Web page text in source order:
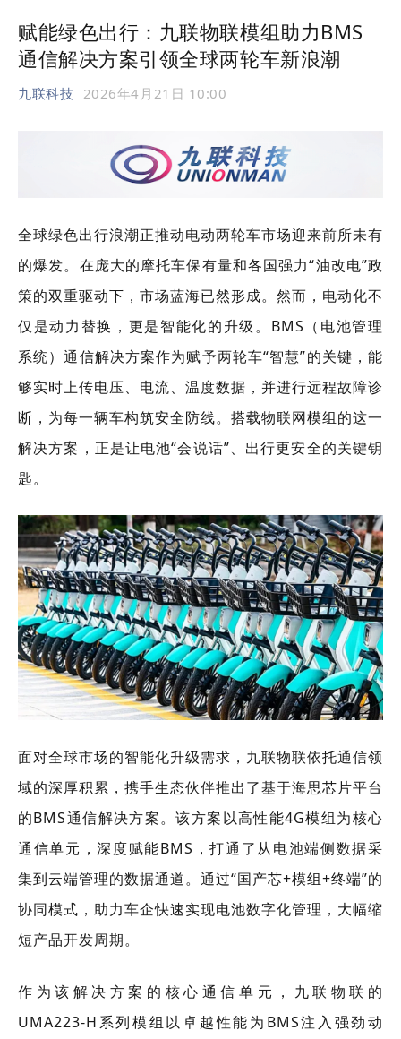
赋能绿色出行：九联物联模组助力BMS
通信解决方案引领全球两轮车新浪潮
九联科技 2026年4月21日 10:00
全球绿色出行浪潮正推动电动两轮车市场迎来前所未有
的爆发。在庞大的摩托车保有量和各国强力“油改电”政
策的双重驱动下，市场蓝海已然形成。然而，电动化不
仅是动力替换，更是智能化的升级。BMS（电池管理
系统）通信解决方案作为赋予两轮车“智慧”的关键，能
够实时上传电压、电流、温度数据，并进行远程故障诊
断，为每一辆车构筑安全防线。搭载物联网模组的这一
解决方案，正是让电池“会说话”、出行更安全的关键钥
匙。
面对全球市场的智能化升级需求，九联物联依托通信领
域的深厚积累，携手生态伙伴推出了基于海思芯片平台
的BMS通信解决方案。该方案以高性能4G模组为核心
通信单元，深度赋能BMS，打通了从电池端侧数据采
集到云端管理的数据通道。通过“国产芯+模组+终端”的
协同模式，助力车企快速实现电池数字化管理，大幅缩
短产品开发周期。
作为该解决方案的核心通信单元，九联物联的
UMA223-H系列模组以卓越性能为BMS注入强劲动